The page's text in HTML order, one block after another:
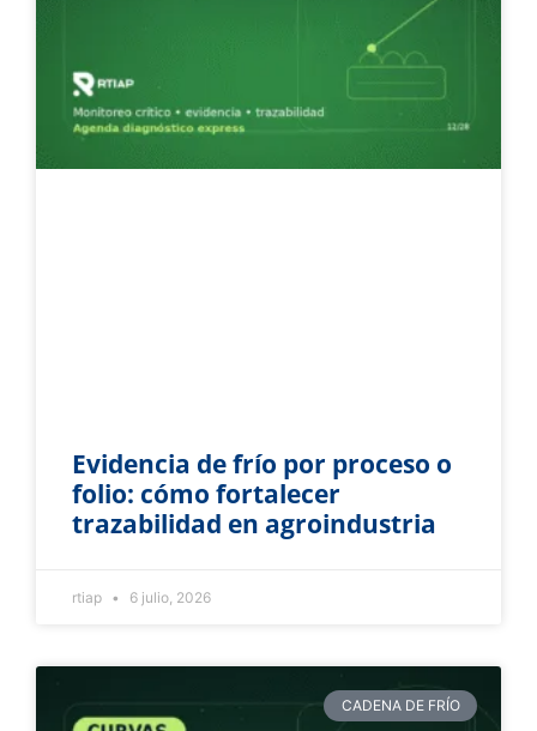
Evidencia de frío por proceso o
folio: cómo fortalecer
trazabilidad en agroindustria
rtiap 6 julio, 2026
CADENA DE FRÍO